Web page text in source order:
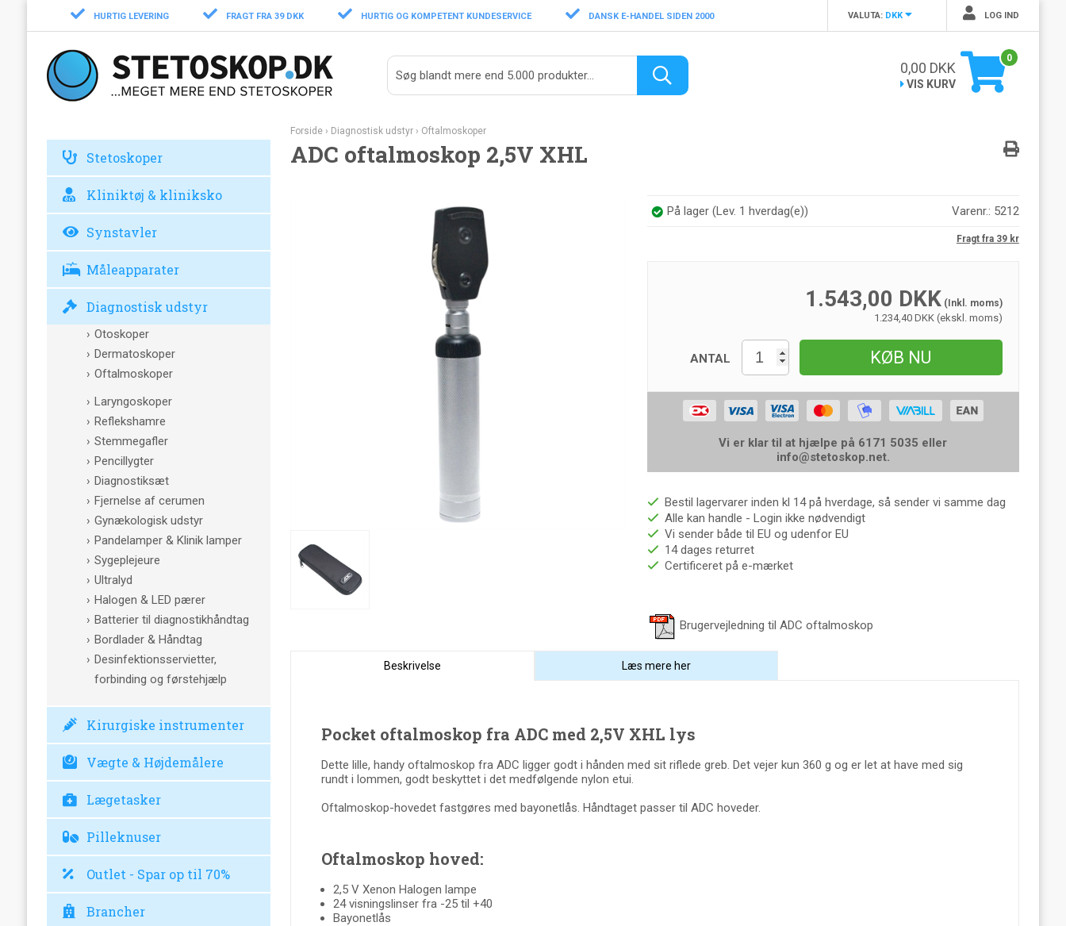
HURTIG LEVERING FRAGT FRA 39 DKK HURTIG OG KOMPETENT KUNDESERVICE DANSK E-HANDEL SIDEN 2000 LOG IND
VALUTA: DKK
0
0,00 DKK
VIS KURV
Stetoskoper
Kliniktøj & kliniksko
Synstavler
Måleapparater
Diagnostisk udstyr
Otoskoper
Dermatoskoper
Oftalmoskoper
Laryngoskoper
Reflekshamre
Stemmegafler
Pencillygter
Diagnostiksæt
Fjernelse af cerumen
Gynækologisk udstyr
Pandelamper & Klinik lamper
Sygeplejeure
Ultralyd
Halogen & LED pærer
Batterier til diagnostikhåndtag
Bordlader & Håndtag
Desinfektionsservietter,
forbinding og førstehjælp
Kirurgiske instrumenter
Vægte & Højdemålere
Lægetasker
Pilleknuser
Outlet - Spar op til 70%
Brancher
Forside› Diagnostisk udstyr› Oftalmoskoper
ADC oftalmoskop 2,5V XHL
På lager(Lev. 1 hverdag(e)) Varenr.: 5212
Fragt fra 39 kr
1.543,00 DKK (Inkl. moms)
1.234,40 DKK (ekskl. moms)
ANTAL KØB NU
Vi er klar til at hjælpe på 6171 5035 eller
info@stetoskop.net.
Bestil lagervarer inden kl 14 på hverdage, så sender vi samme dag
Alle kan handle - Login ikke nødvendigt
Vi sender både til EU og udenfor EU
14 dages returret
Certificeret på e-mærket
Brugervejledning til ADC oftalmoskop
Beskrivelse Læs mere her
Pocket oftalmoskop fra ADC med 2,5V XHL lys
Dette lille, handy oftalmoskop fra ADC ligger godt i hånden med sit riflede greb. Det vejer kun 360 g og er let at have med sig
rundt i lommen, godt beskyttet i det medfølgende nylon etui.
Oftalmoskop-hovedet fastgøres med bayonetlås. Håndtaget passer til ADC hoveder.
Oftalmoskop hoved:
2,5 V Xenon Halogen lampe
24 visningslinser fra -25 til +40
Bayonetlås